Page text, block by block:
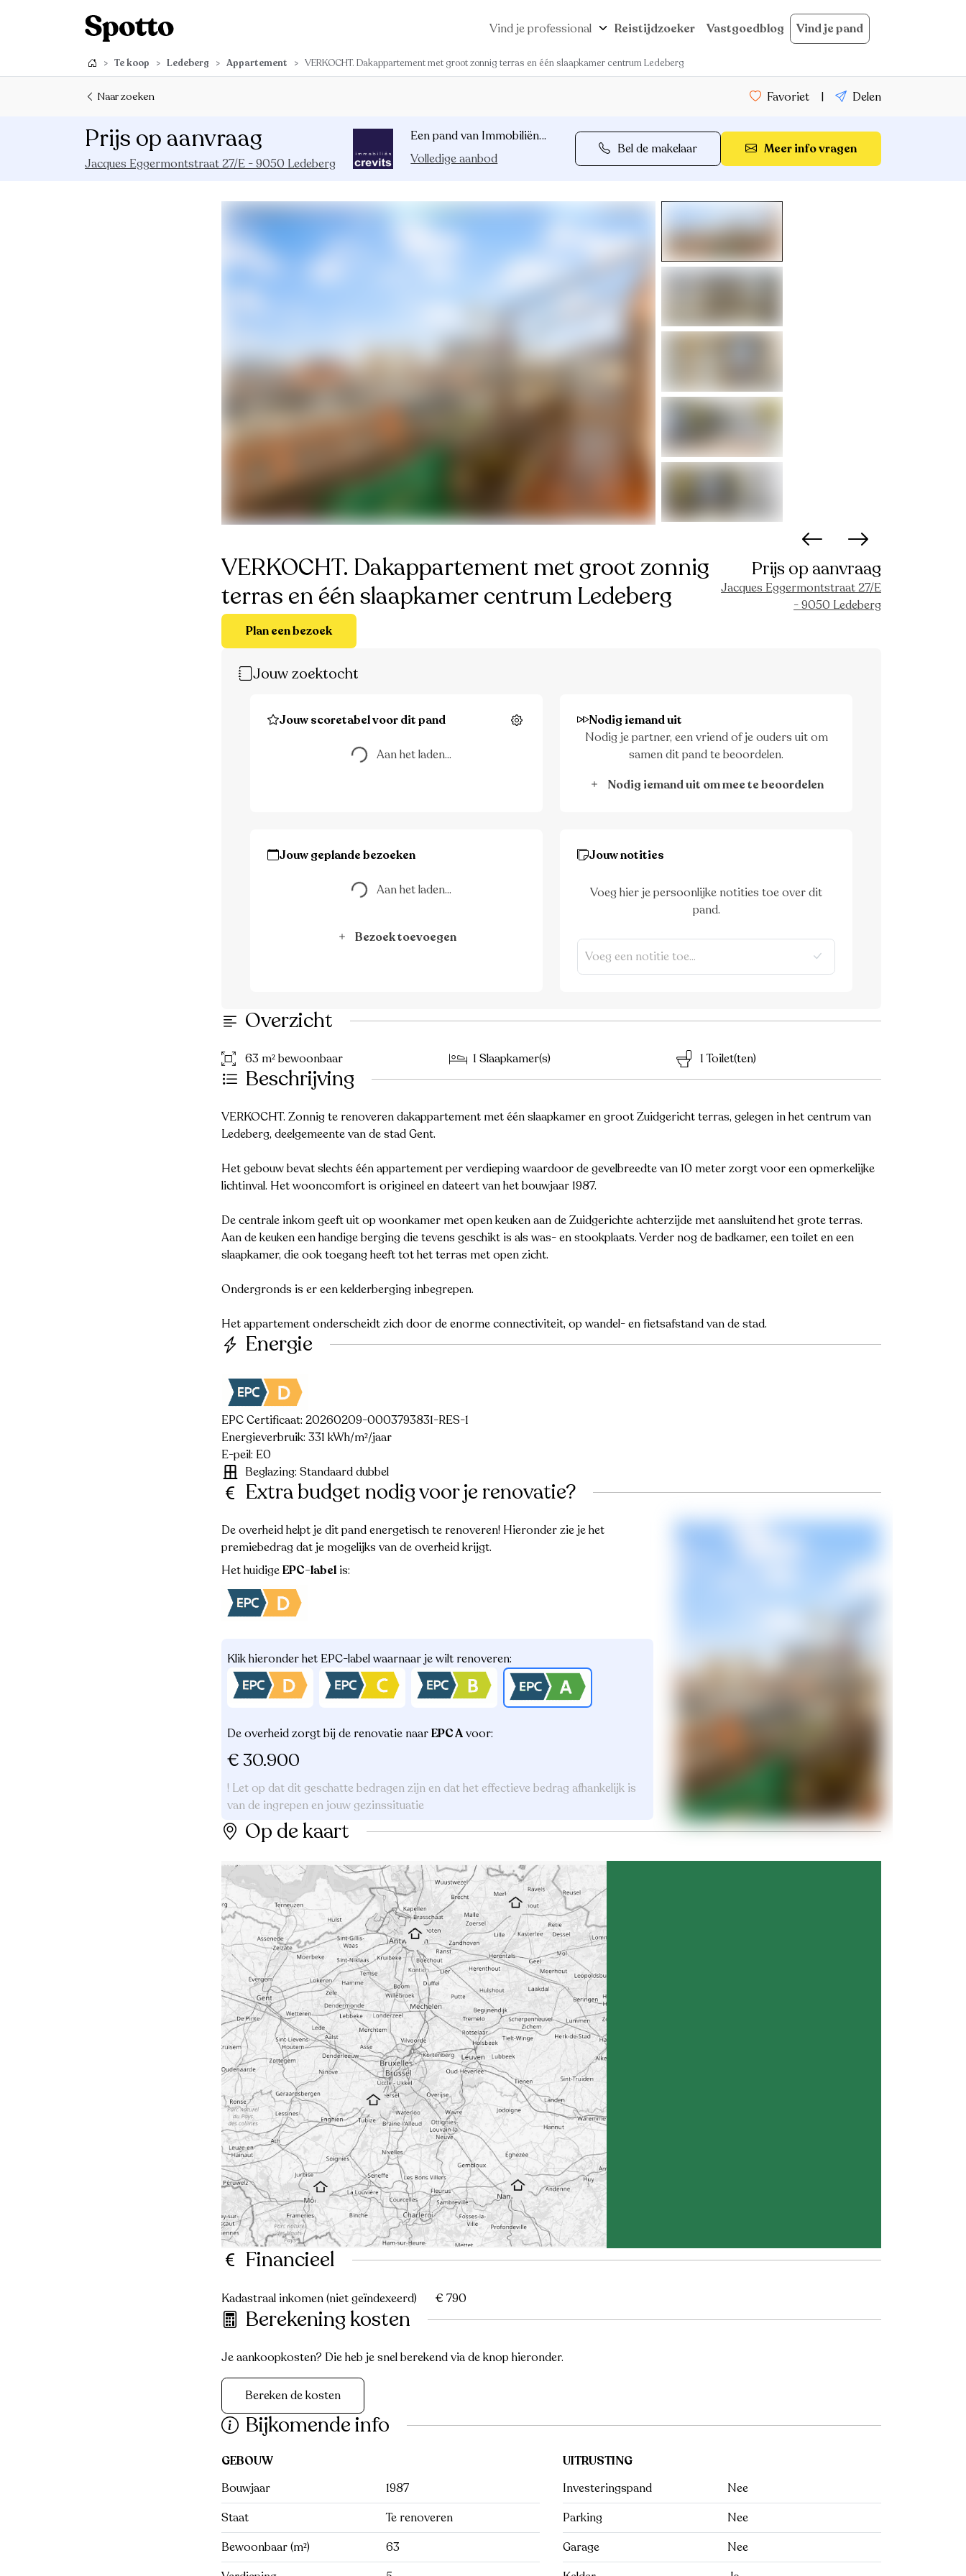
Vind je professional Reistijdzoeker Vastgoedblog Vind je pand
> Te koop > Ledeberg > Appartement > VERKOCHT. Dakappartement met groot zonnig terras en één slaapkamer centrum Ledeberg
Naar zoeken Favoriet | Delen
Prijs op aanvraag
Jacques Eggermontstraat 27/E - 9050 Ledeberg
Een pand van Immobiliën Crevits
Volledige aanbod
Bel de makelaar Meer info vragen
VERKOCHT. Dakappartement met groot zonnig
terras en één slaapkamer centrum Ledeberg
Prijs op aanvraag
Jacques Eggermontstraat 27/E
- 9050 Ledeberg
Plan een bezoek
Jouw zoektocht
Jouw scoretabel voor dit pand Instellingen
Aan het laden...Aan het laden...
Nodig iemand uit
Nodig je partner, een vriend of je ouders uit om
samen dit pand te beoordelen.
Nodig iemand uit om mee te beoordelen
Jouw geplande bezoeken
Aan het laden...Aan het laden...
Bezoek toevoegen
Jouw notities
Voeg hier je persoonlijke notities toe over dit
pand.
Overzicht
63 m² bewoonbaar 1 Slaapkamer(s) 1 Toilet(ten)
Beschrijving
VERKOCHT. Zonnig te renoveren dakappartement met één slaapkamer en groot Zuidgericht terras, gelegen in het centrum van
Ledeberg, deelgemeente van de stad Gent.
Het gebouw bevat slechts één appartement per verdieping waardoor de gevelbreedte van 10 meter zorgt voor een opmerkelijke
lichtinval. Het wooncomfort is origineel en dateert van het bouwjaar 1987.
De centrale inkom geeft uit op woonkamer met open keuken aan de Zuidgerichte achterzijde met aansluitend het grote terras.
Aan de keuken een handige berging die tevens geschikt is als was- en stookplaats. Verder nog de badkamer, een toilet en een
slaapkamer, die ook toegang heeft tot het terras met open zicht.
Ondergronds is er een kelderberging inbegrepen.
Het appartement onderscheidt zich door de enorme connectiviteit, op wandel- en fietsafstand van de stad.
Energie
EPC Certificaat: 20260209-0003793831-RES-1
Energieverbruik: 331 kWh/m²/jaar
E-peil: E0
Beglazing: Standaard dubbel
Extra budget nodig voor je renovatie?
De overheid helpt je dit pand energetisch te renoveren! Hieronder zie je het
premiebedrag dat je mogelijks van de overheid krijgt.
Het huidigeEPC-label is:
Klik hieronder het EPC-label waarnaar je wilt renoveren:
De overheid zorgt bij de renovatie naarEPC Avoor:
€ 30.900
! Let op dat dit geschatte bedragen zijn en dat het effectieve bedrag afhankelijk is
van de ingrepen en jouw gezinssituatie
Op de kaart
Financieel
Kadastraal inkomen (niet geïndexeerd) € 790
Berekening kosten
Je aankoopkosten? Die heb je snel berekend via de knop hieronder.
Bereken de kosten
Bijkomende info
GEBOUW
Bouwjaar
1987
Staat
Te renoveren
Bewoonbaar (m²)
63
UITRUSTING
Investeringspand
Nee
Parking
Nee
Garage
Nee